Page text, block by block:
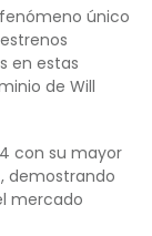
único
en estas
de Will
con su mayor
demostrando
mercado